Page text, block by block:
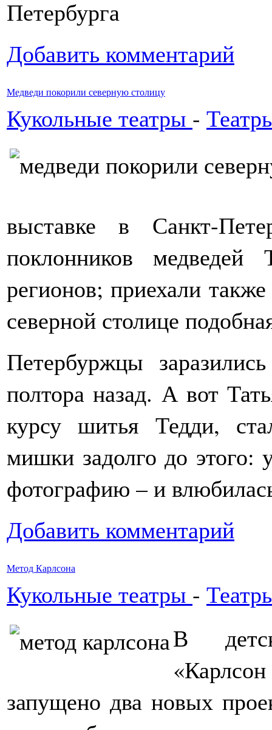
Петербурга
Добавить комментарий
Медведи покорили северную столицу
Кукольные театры -
выставке в Санкт-
поклонников
регионов; приехали
северной столице
Петербуржцы
полтора назад. А вот
курсу шитья Тедди,
мишки задолго до этого:
фотографию – и
Добавить комментарий
Метод Карлсона
Кукольные театры -
В
запущено два новых